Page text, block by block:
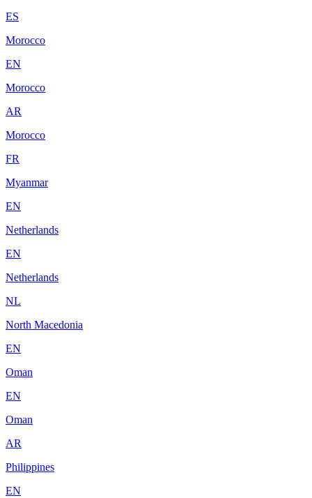
ES
Morocco
EN
Morocco
AR
Morocco
FR
Myanmar
EN
Netherlands
EN
Netherlands
NL
North Macedonia
EN
Oman
EN
Oman
AR
Philippines
EN